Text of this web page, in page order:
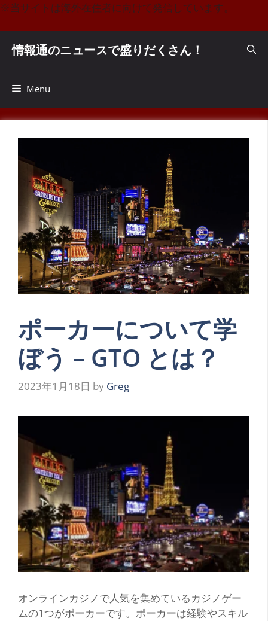
コ
キ
※当サイトは海外在住者に向けて発信しています。
情報通のニュースで盛りだくさん！
Menu
ポーカーについて学
ぼう – GTO とは？
2023年1月18日 by Greg
オンラインカジノで人気を集めているカジノゲー
ムの1 つがポーカーです。ポーカーは経験やスキル